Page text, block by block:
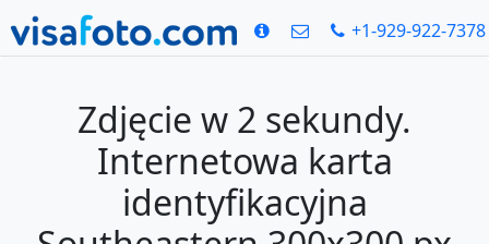
+1-929-922-7378
Zdjęcie w 2 sekundy.
Internetowa karta
identyfikacyjna